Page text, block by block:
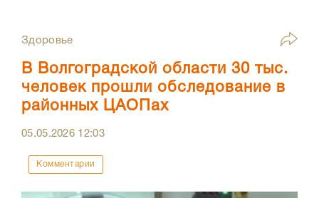
Здоровье
В Волгоградской области 30 тыс.
человек прошли обследование в
районных ЦАОПах
05.05.2026 12:03
Комментарии